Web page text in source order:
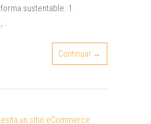
sustentable. 1.
Continuar →